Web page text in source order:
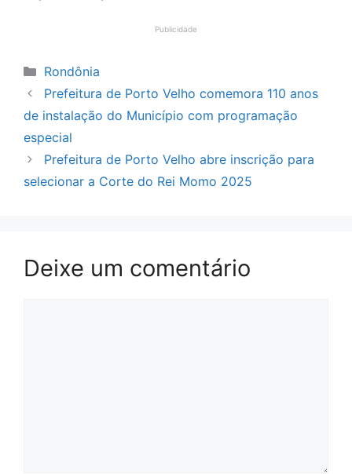
Publicidade
Categorias
Rondônia
Prefeitura de Porto Velho comemora 110 anos
de instalação do Município com programação
especial
Prefeitura de Porto Velho abre inscrição para
selecionar a Corte do Rei Momo 2025
Deixe um comentário